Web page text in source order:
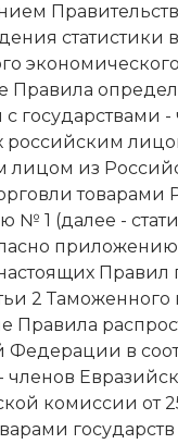
статистики
Правила
государствами -
российским
лицом из
товарами
№ 1 (далее -
Правил
2
Правила
Федерации в
- членов
комиссии от